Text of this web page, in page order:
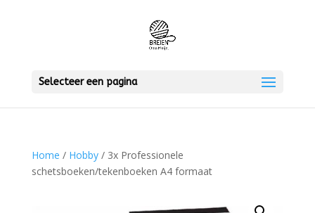
Selecteer een pagina
Home / Hobby/ 3x Professionele
schetsboeken/tekenboeken A4 formaat